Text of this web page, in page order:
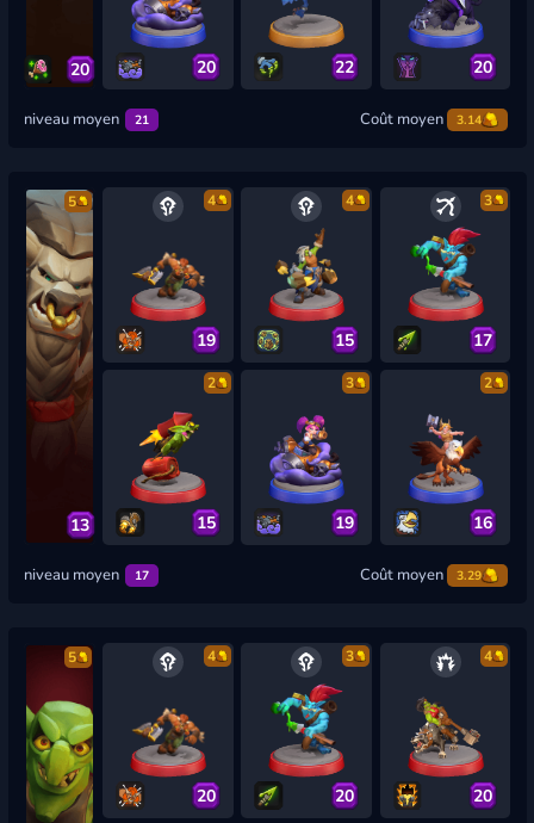
20 20 22 20
niveau moyen 21 Coût moyen 3.14
5
13
4
19
4
15
3
17
2
15
3
19
2
16
niveau moyen 17 Coût moyen 3.29
5 4
20
3
20
4
20